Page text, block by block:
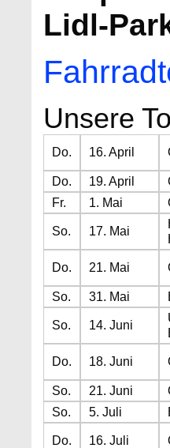
Lidl-
Unsere
Do. 16. April
Do.
19. April
Fr.
1. Mai
So.
17. Mai
Do. 21. Mai
So.
31. Mai
So.
14. Juni
Do. 18. Juni
So.
21. Juni
So.
5. Juli
Do.
16. Juli